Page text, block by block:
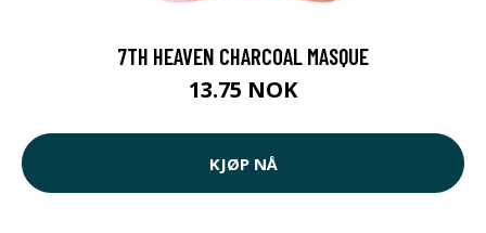
7TH HEAVEN CHARCOAL MASQUE
13.75 NOK
KJØP NÅ